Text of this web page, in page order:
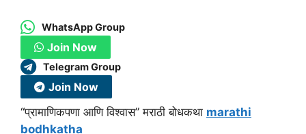
WhatsApp Group
Join Now
Telegram Group
Join Now
“प्रामाणिकपणा आणि विश्वास” मराठी बोधकथा marathi
bodhkatha